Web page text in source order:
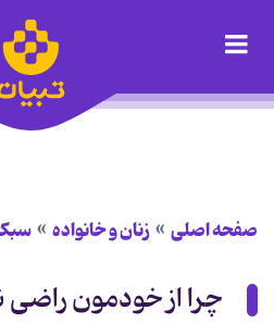
صفحه اصلی زنان و خانواده
چرا از خودمون